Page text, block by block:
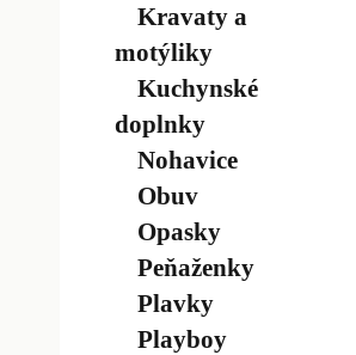
Kravaty a
motýliky
Kuchynské
doplnky
Nohavice
Obuv
Opasky
Peňaženky
Plavky
Playboy